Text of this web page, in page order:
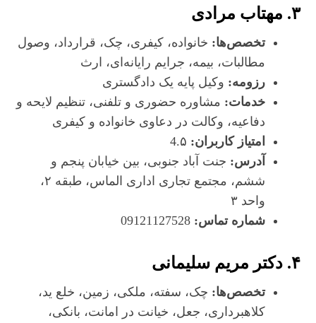
۳. مهتاب مرادی
تخصص‌ها: خانواده، کیفری، چک، قرارداد، وصول
مطالبات، بیمه، جرایم رایانه‌ای، ارث
رزومه: وکیل پایه یک دادگستری
خدمات: مشاوره حضوری و تلفنی، تنظیم لایحه و
دفاعیه، وکالت در دعاوی خانواده و کیفری
امتیاز کاربران:
آدرس: جنت آباد جنوبی، بین خیابان پنجم و
ششم، مجتمع تجاری اداری الماس، طبقه ۲،
واحد ۳
شماره تماس: 09121127528
۴. دکتر مریم سلیمانی
تخصص‌ها: چک، سفته، ملکی، زمین، خلع ید،
کلاهبرداری، جعل، خیانت در امانت، بانکی،